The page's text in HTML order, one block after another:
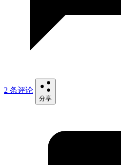
2 条评论
分享